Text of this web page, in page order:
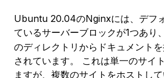
Ubuntu 20.04のNginxには、デフ
ているサーバーブロックが1つあり、
のディレクトリからドキュメント
されています。 これは単一のサイ
ますが、複数のサイトをホストし